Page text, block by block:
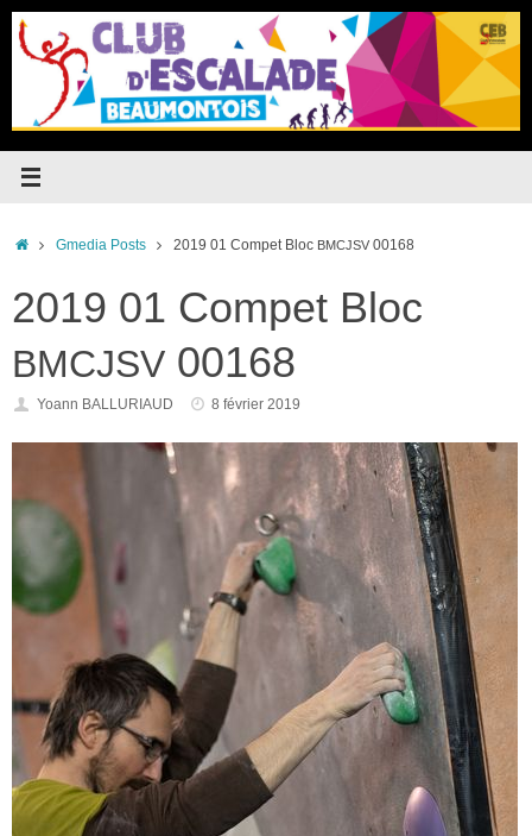
Passer
contenu
Accueil
Gmedia Posts 2019 01 Compet Bloc BMCJSV00168
2019 01 Compet Bloc
BMCJSV 00168
Yoann BALLURIAUD 8 février 2019